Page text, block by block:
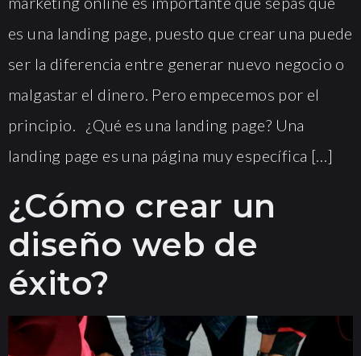
es una landing page, puesto que crear una puede
ser la diferencia entre generar nuevo negocio o
malgastar el dinero. Pero empecemos por el
principio. ¿Qué es una landing page? Una
landing page es una página muy específica […]
¿Cómo crear un
diseño web de
éxito?